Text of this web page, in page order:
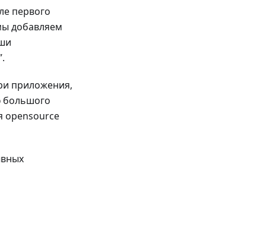
первого
добавляем
приложения,
большого
opensource